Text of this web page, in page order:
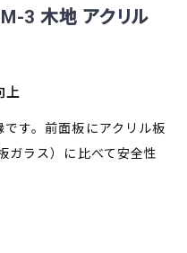
3 木地 アクリル
上
す。前面板にアクリル板
ガラス）に比べて安全性